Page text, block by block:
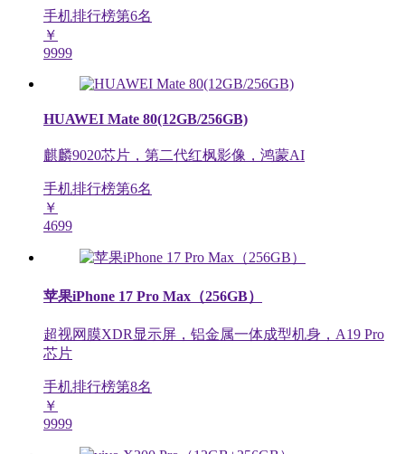
手机排行榜第6名
￥
9999
HUAWEI Mate 80(12GB/256GB)
麒麟9020芯片，第二代红枫影像，鸿蒙AI
手机排行榜第6名
￥
4699
苹果iPhone 17 Pro Max（256GB）
超视网膜XDR显示屏，铝金属一体成型机身，A19 Pro
芯片
手机排行榜第8名
￥
9999